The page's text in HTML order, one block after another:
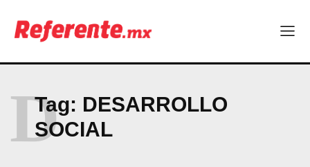
Tag: DESARROLLO
SOCIAL
D